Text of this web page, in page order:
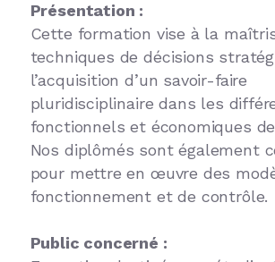
Présentation :
Cette formation vise à la
techniques de décisions
l’acquisition d’un savoir-faire
pluridisciplinaire dans les
fonctionnels et économiques
Nos diplômés sont également
pour mettre en œuvre des
fonctionnement et de contrôle.
Public concerné :